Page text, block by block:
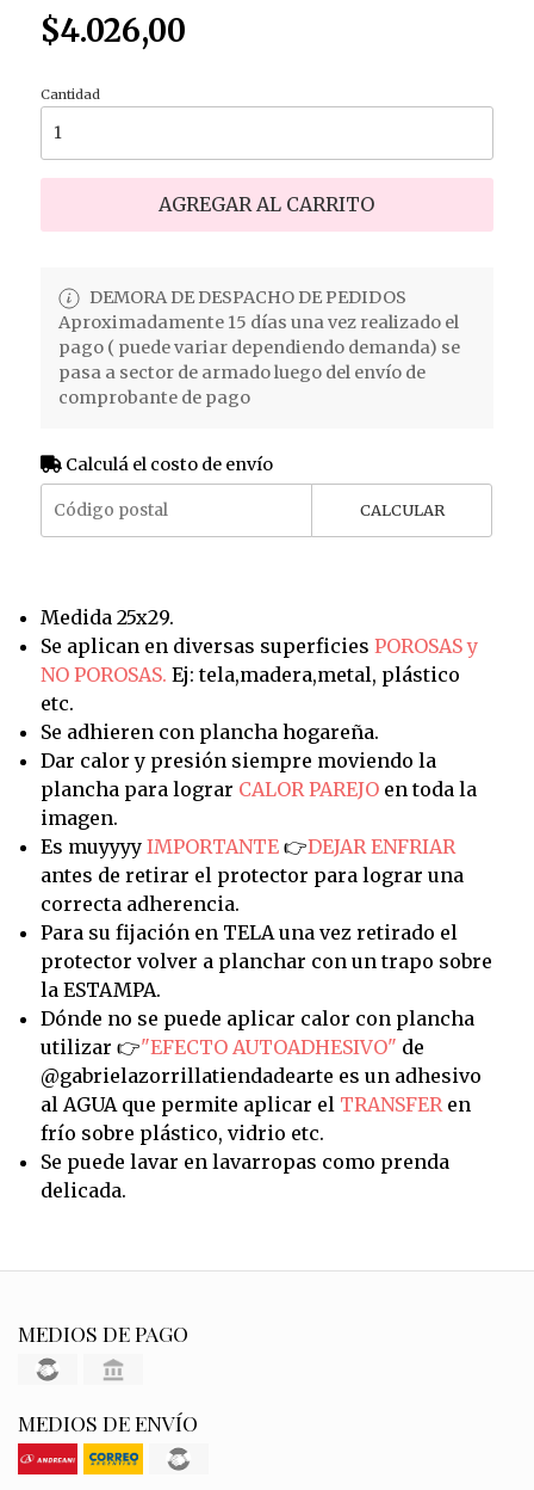
$4.026,00
Cantidad
AGREGAR AL CARRITO
DEMORA DE DESPACHO DE PEDIDOS
Aproximadamente 15 días una vez realizado el
pago ( puede variar dependiendo demanda) se
pasa a sector de armado luego del envío de
comprobante de pago
Calculá el costo de envío
CALCULAR
Medida 25x29.
Se aplican en diversas superficies POROSAS y
NO POROSAS. Ej: tela,madera,metal, plástico
etc.
Se adhieren con plancha hogareña.
Dar calor y presión siempre moviendo la
plancha para lograr CALOR PAREJOen toda la
imagen.
Es muyyyy IMPORTANTE👉DEJAR ENFRIAR
antes de retirar el protector para lograr una
correcta adherencia.
Para su fijación en TELA una vez retirado el
protector volver a planchar con un trapo sobre
la ESTAMPA.
Dónde no se puede aplicar calor con plancha
utilizar 👉"EFECTO AUTOADHESIVO" de
@gabrielazorrillatiendadearte es un adhesivo
al AGUA que permite aplicar el TRANSFERen
frío sobre plástico, vidrio etc.
Se puede lavar en lavarropas como prenda
delicada.
MEDIOS DE PAGO
MEDIOS DE ENVÍO